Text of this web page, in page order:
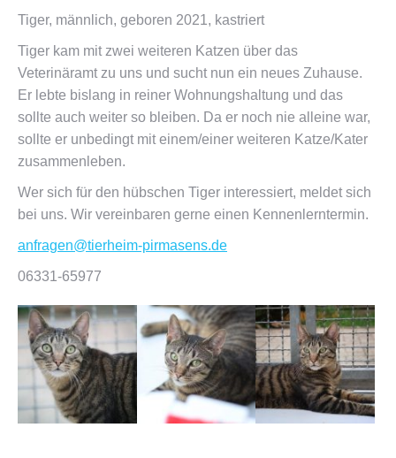
Tiger, männlich, geboren 2021, kastriert
Tiger kam mit zwei weiteren Katzen über das
Veterinäramt zu uns und sucht nun ein neues Zuhause.
Er lebte bislang in reiner Wohnungshaltung und das
sollte auch weiter so bleiben. Da er noch nie alleine war,
sollte er unbedingt mit einem/einer weiteren Katze/Kater
zusammenleben.
Wer sich für den hübschen Tiger interessiert, meldet sich
bei uns. Wir vereinbaren gerne einen Kennenlerntermin.
anfragen@tierheim-pirmasens.de
06331-65977